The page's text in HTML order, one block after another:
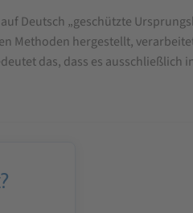
Deutsch „geschützte
Methoden hergestellt,
das, dass es